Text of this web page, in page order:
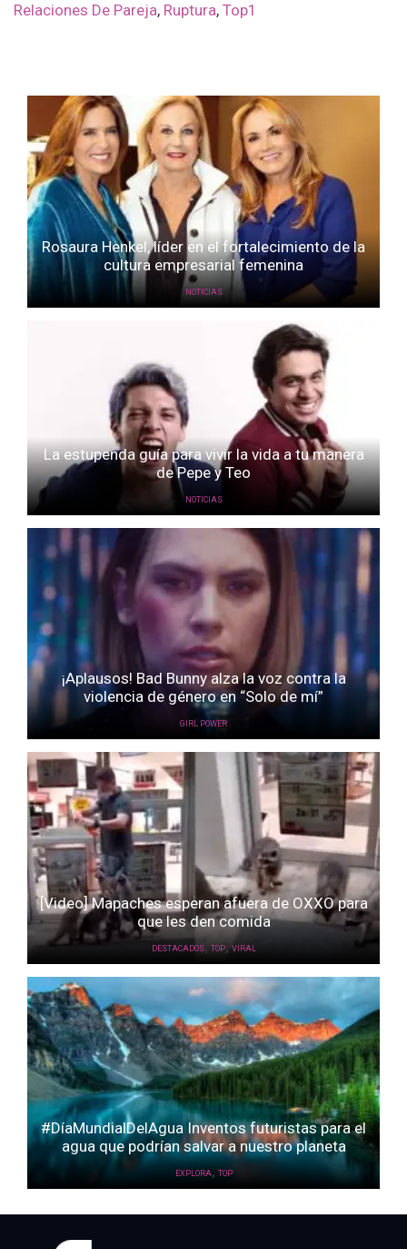
Relaciones De Pareja, Ruptura, Top1
Rosaura Henkel, líder en el fortalecimiento de la
cultura empresarial femenina
NOTICIAS
La estupenda guía para vivir la vida a tu manera
de Pepe y Teo
NOTICIAS
¡Aplausos! Bad Bunny alza la voz contra la
violencia de género en “Solo de mí”
GIRL POWER
[Video] Mapaches esperan afuera de OXXO para
que les den comida
DESTACADOS,TOP,VIRAL
#DíaMundialDelAgua Inventos futuristas para el
agua que podrían salvar a nuestro planeta
EXPLORA, TOP